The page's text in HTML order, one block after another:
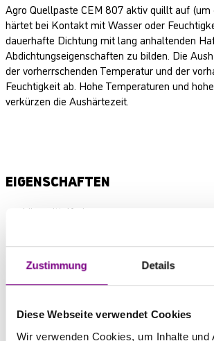
Zustimmung Details
Diese Webseite verwendet Cookies
Wir verwenden Cookies, um Inhalte und
Agro Quellpaste CEM 807 aktiv quillt auf (um
härtet bei Kontakt mit Wasser oder
dauerhafte Dichtung mit lang anhaltenden
Abdichtungseigenschaften zu bilden. Die
der vorherrschenden Temperatur und der
Feuchtigkeit ab. Hohe Temperaturen und
verkürzen die Aushärtezeit.
EIGENSCHAFTEN
Lösemittelfrei
Hervorragende Haft- und
eine sichere und zuverlässige
feuchten und unebenen Oberflächen.
Quillt bei Kontakt mit Wasser auf bis zu